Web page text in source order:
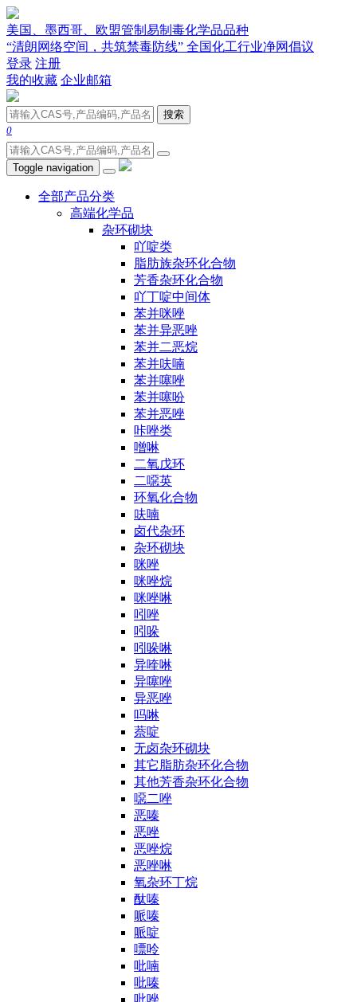
美国、墨西哥、欧盟管制易制毒化学品品种
“清朗网络空间，共筑禁毒防线” 全国化工行业净网倡议
登录 注册
我的收藏 企业邮箱
搜索
0
Toggle navigation
全部产品分类
高端化学品
杂环砌块
吖啶类
脂肪族杂环化合物
芳香杂环化合物
吖丁啶中间体
苯并咪唑
苯并异恶唑
苯并二恶烷
苯并呋喃
苯并噻唑
苯并噻吩
苯并恶唑
咔唑类
噌啉
二氧戊环
二噁英
环氧化合物
呋喃
卤代杂环
杂环砌块
咪唑
咪唑烷
咪唑啉
吲唑
吲哚
吲哚啉
异喹啉
异噻唑
异恶唑
吗啉
萘啶
无卤杂环砌块
其它脂肪杂环化合物
其他芳香杂环化合物
噁二唑
恶嗪
恶唑
恶唑烷
恶唑啉
氧杂环丁烷
酞嗪
哌嗪
哌啶
嘌呤
吡喃
吡嗪